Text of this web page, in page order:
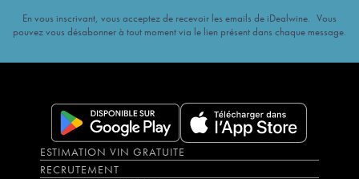
En vous inscrivant, vous acceptez de recevoir les emails de iDealwine. Vous
pouvez vous désabonner à tout moment via le lien présent dans chaque message.
ESTIMATION VIN GRATUITE
RECRUTEMENT